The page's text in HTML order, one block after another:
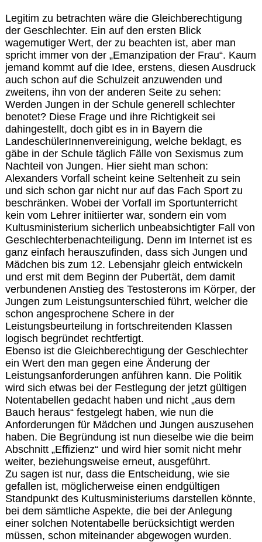
Legitim zu betrachten wäre die Gleichberechtigung
der Geschlechter. Ein auf den ersten Blick
wagemutiger Wert, der zu beachten ist, aber man
spricht immer von der „Emanzipation der Frau“. Kaum
jemand kommt auf die Idee, erstens, diesen Ausdruck
auch schon auf die Schulzeit anzuwenden und
zweitens, ihn von der anderen Seite zu sehen:
Werden Jungen in der Schule generell schlechter
benotet? Diese Frage und ihre Richtigkeit sei
dahingestellt, doch gibt es in in Bayern die
LandeschülerInnenvereinigung, welche beklagt, es
gäbe in der Schule täglich Fälle von Sexismus zum
Nachteil von Jungen. Hier sieht man schon:
Alexanders Vorfall scheint keine Seltenheit zu sein
und sich schon gar nicht nur auf das Fach Sport zu
beschränken. Wobei der Vorfall im Sportunterricht
kein vom Lehrer initiierter war, sondern ein vom
Kultusministerium sicherlich unbeabsichtigter Fall von
Geschlechterbenachteiligung. Denn im Internet ist es
ganz einfach herauszufinden, dass sich Jungen und
Mädchen bis zum 12. Lebensjahr gleich entwickeln
und erst mit dem Beginn der Pubertät, dem damit
verbundenen Anstieg des Testosterons im Körper, der
Jungen zum Leistungsunterschied führt, welcher die
schon angesprochene Schere in der
Leistungsbeurteilung in fortschreitenden Klassen
logisch begründet rechtfertigt.
Ebenso ist die Gleichberechtigung der Geschlechter
ein Wert den man gegen eine Änderung der
Leistungsanforderungen anführen kann. Die Politik
wird sich etwas bei der Festlegung der jetzt gültigen
Notentabellen gedacht haben und nicht „aus dem
Bauch heraus“ festgelegt haben, wie nun die
Anforderungen für Mädchen und Jungen auszusehen
haben. Die Begründung ist nun dieselbe wie die beim
Abschnitt „Effizienz“ und wird hier somit nicht mehr
weiter, beziehungsweise erneut, ausgeführt.
Zu sagen ist nur, dass die Entscheidung, wie sie
gefallen ist, möglicherweise einen endgültigen
Standpunkt des Kultusministeriums darstellen könnte,
bei dem sämtliche Aspekte, die bei der Anlegung
einer solchen Notentabelle berücksichtigt werden
müssen, schon miteinander abgewogen wurden.